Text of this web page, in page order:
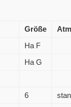
Größe
Ha F
Ha G
6